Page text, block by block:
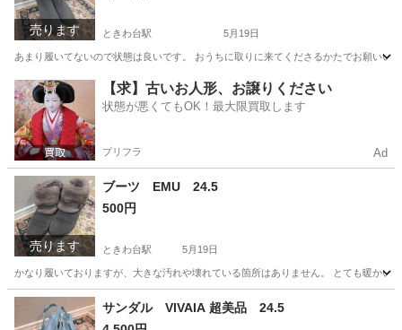
売ります ときわ台駅 5月19日
あまり履いてないので状態は良いです。 おうちに取りに来てくださるかたでお願い
東京 板橋区 ときわ台駅 靴 状態
【求】古いお人形、お譲りください
状態が悪くてもOK！最大限買取します
プリフラ Ad
売ります
ブーツ EMU 24.5
500円
ときわ台駅 5月19日
かなり履いておりますが、大きな汚れや壊れている箇所はありません。 とても暖か
東京 板橋区 ときわ台駅 EMU
サンダル VIVAIA 超美品 24.5